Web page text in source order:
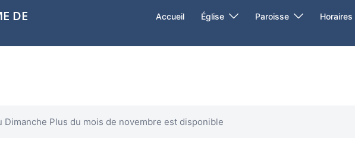
DE
Accueil Église Paroisse Horaires
Dimanche Plus du mois de novembre est disponible